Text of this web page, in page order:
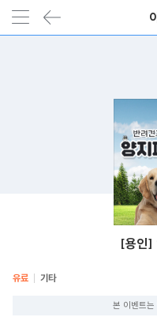
[용인]
유료 기타
본 이벤트는